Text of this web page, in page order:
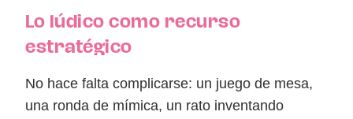
Lo lúdico como recurso
estratégico
No hace falta complicarse: un juego de mesa,
una ronda de mímica, un rato inventando